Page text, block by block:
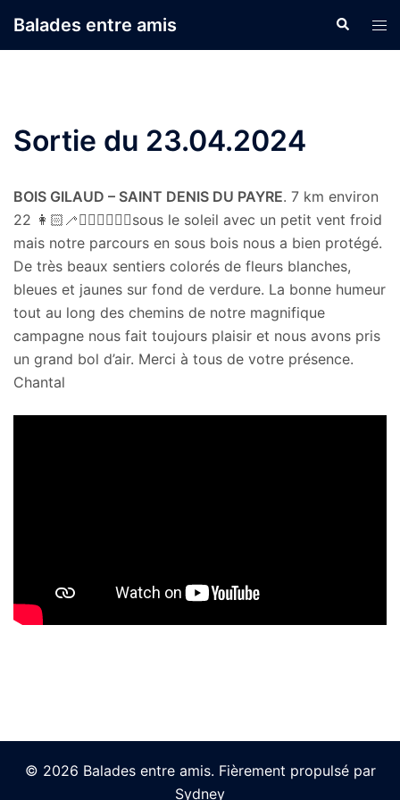
auBalades entre amis
le
Sortie du 23.04.2024
BOIS GILAUD – SAINT DENIS DU PAYRE. 7 km environ
22 👩🏻‍🦯🚶🏻‍♀️🚶🏾‍♂️sous le soleil avec un petit vent froid
mais notre parcours en sous bois nous a bien protégé.
De très beaux sentiers colorés de fleurs blanches,
bleues et jaunes sur fond de verdure. La bonne humeur
tout au long des chemins de notre magnifique
campagne nous fait toujours plaisir et nous avons pris
un grand bol d’air. Merci à tous de votre présence.
Chantal
© 2026 Balades entre amis. Fièrement propulsé par
Sydney